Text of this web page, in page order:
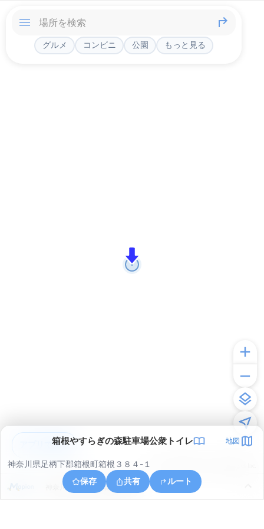
グルメ コンビニ 公園 もっと見る
箱根やすらぎの森駐車場公衆トイレ 地図
神奈川県足柄下郡箱根町箱根３８４-１
保存
共有 ルート
神奈川県足柄下郡箱根町箱根
アプリで見る